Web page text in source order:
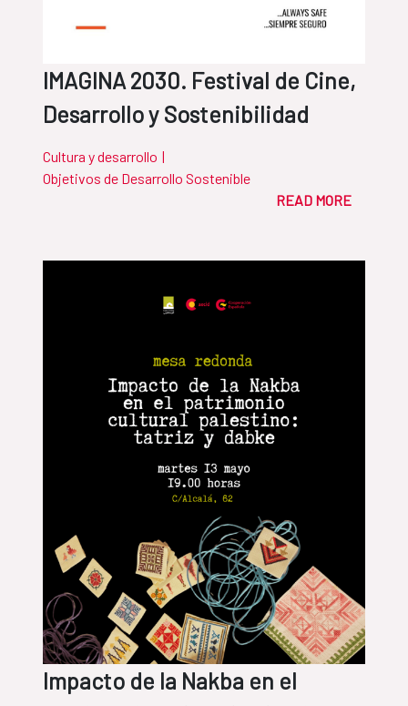
IMAGINA 2030. Festival de Cine,
Desarrollo y Sostenibilidad
Cultura y desarrollo |
Objetivos de Desarrollo Sostenible
READ MORE
Impacto de la Nakba en el